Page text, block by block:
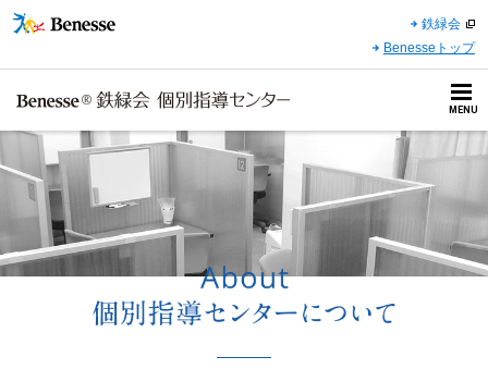
鉄緑会
Benesseトップ
Benesse 鉄緑会 個別指導セン
MENU